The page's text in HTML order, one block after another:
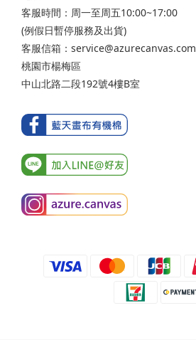
客服時間：周一至周五10:00~17:00
(例假日暫停服務及出貨)
客服信箱：service@azurecanvas.com
桃園市楊梅區
中山北路二段192號4樓B室